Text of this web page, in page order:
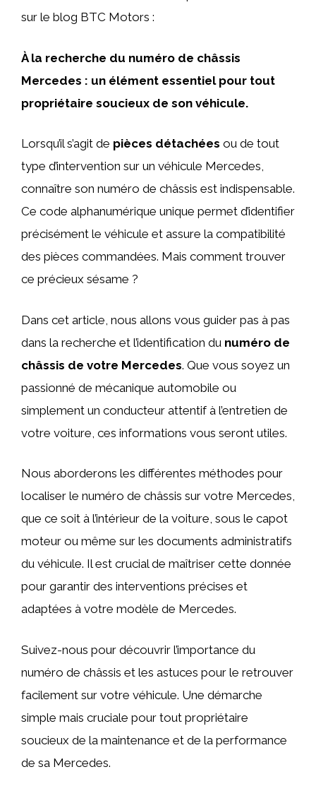
sur le blog BTC Motors :
À la recherche du numéro de châssis
Mercedes : un élément essentiel pour tout
propriétaire soucieux de son véhicule.
Lorsqu’il s’agit de pièces détachées ou de tout
type d’intervention sur un véhicule Mercedes,
connaître son numéro de châssis est indispensable.
Ce code alphanumérique unique permet d’identifier
précisément le véhicule et assure la compatibilité
des pièces commandées. Mais comment trouver
ce précieux sésame ?
Dans cet article, nous allons vous guider pas à pas
dans la recherche et l’identification du numéro de
châssis de votre Mercedes. Que vous soyez un
passionné de mécanique automobile ou
simplement un conducteur attentif à l’entretien de
votre voiture, ces informations vous seront utiles.
Nous aborderons les différentes méthodes pour
localiser le numéro de châssis sur votre Mercedes,
que ce soit à l’intérieur de la voiture, sous le capot
moteur ou même sur les documents administratifs
du véhicule. Il est crucial de maîtriser cette donnée
pour garantir des interventions précises et
adaptées à votre modèle de Mercedes.
Suivez-nous pour découvrir l’importance du
numéro de châssis et les astuces pour le retrouver
facilement sur votre véhicule. Une démarche
simple mais cruciale pour tout propriétaire
soucieux de la maintenance et de la performance
de sa Mercedes.